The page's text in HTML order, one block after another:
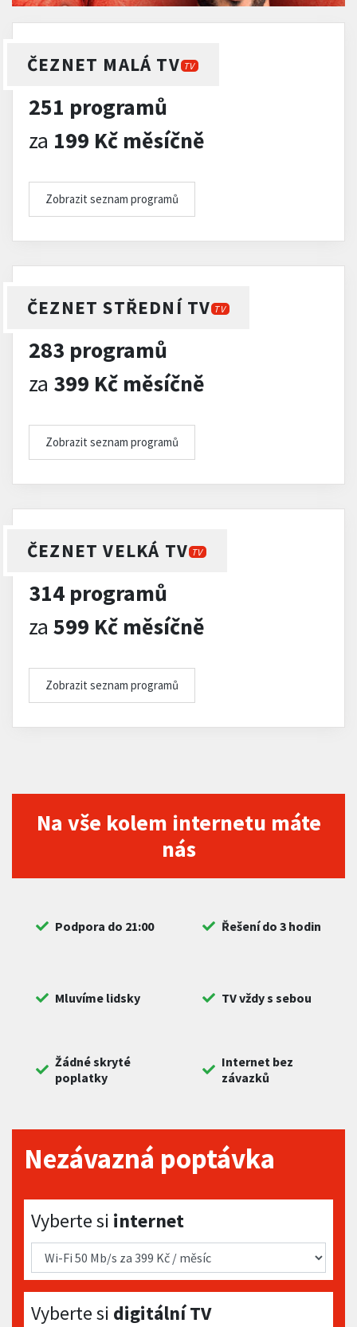
ČEZNET MALÁ TV TV
251 programů
za 199 Kč měsíčně
Zobrazit seznam programů
ČEZNET STŘEDNÍ TV TV
283 programů
za 399 Kč měsíčně
Zobrazit seznam programů
ČEZNET VELKÁ TV TV
314 programů
za 599 Kč měsíčně
Zobrazit seznam programů
Na vše kolem internetu máte
nás
Podpora do 21:00 Řešení do 3 hodin
Mluvíme lidsky TV vždy s sebou
Žádné skryté
poplatky
Internet bez
závazků
Nezávazná poptávka
Vyberte si internet
Vyberte si internet
Vyberte si digitální TV
Vyberte si digitální TV